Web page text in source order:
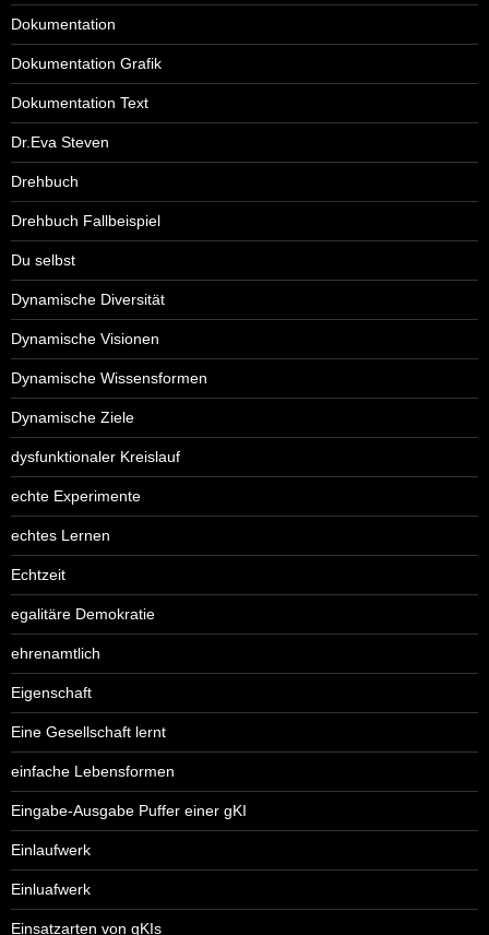
Dokumentation
Dokumentation Grafik
Dokumentation Text
Dr.Eva Steven
Drehbuch
Drehbuch Fallbeispiel
Du selbst
Dynamische Diversität
Dynamische Visionen
Dynamische Wissensformen
Dynamische Ziele
dysfunktionaler Kreislauf
echte Experimente
echtes Lernen
Echtzeit
egalitäre Demokratie
ehrenamtlich
Eigenschaft
Eine Gesellschaft lernt
einfache Lebensformen
Eingabe-Ausgabe Puffer einer gKI
Einlaufwerk
Einluafwerk
Einsatzarten von gKIs